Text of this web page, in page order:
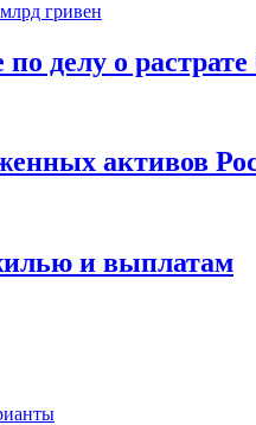
делу о растрате
активов
и выплатам